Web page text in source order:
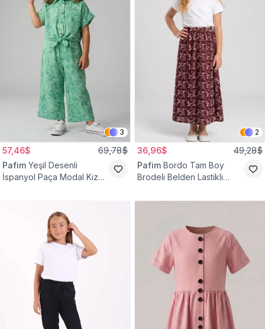
3
57,46$ 69,78$
Pafim Yeşil Desenli
İspanyol Paça Modal Kız
2
36,96$ 49,28$
Pafim Bordo Tam Boy
Brodeli Belden Lastikli